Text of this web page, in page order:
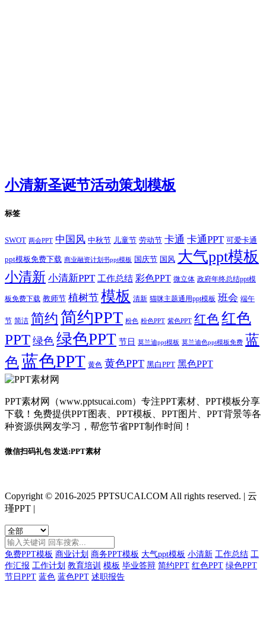
小清新圣诞节活动策划模板
标签
SWOT 两会PPT 中国风 中秋节 儿童节 劳动节 卡通 卡通PPT 可爱卡通
ppt模板免费下载 商业融资计划书ppt模板 国庆节 国风 大气ppt模板
小清新 小清新PPT 工作总结 彩色PPT 微立体 政府年终总结ppt模
板免费下载 教师节 植树节 模板 清新 猫咪主题通用ppt模板 班会 端午
节 简洁 简约 简约PPT 粉色 粉色PPT 紫色PPT 红色红色
PPT 绿色 绿色PPT 节日 莫兰迪ppt模板 莫兰迪色ppt模板免费 蓝
色蓝色PPT 黄色 黄色PPT 黑白PPT 黑色PPT
PPT素材网（www.pptsucai.com）专注PPT素材、PPT模板分享
下载！免费提供PPT图表、PPT模板、PPT图片、PPT背景等各
种资源供网友学习，帮您节省PPT制作时间！
微信扫码礼包 发送:PPT素材
Copyright © 2016-2025 PPTSUCAI.COM All rights reserved. | 云
瑾PPT |
免费PPT模板 商业计划 商务PPT模板 大气ppt模板 小清新 工作总结 工
作汇报 工作计划 教育培训 模板 毕业答辩 简约PPT 红色PPT 绿色PPT
节日PPT 蓝色 蓝色PPT 述职报告